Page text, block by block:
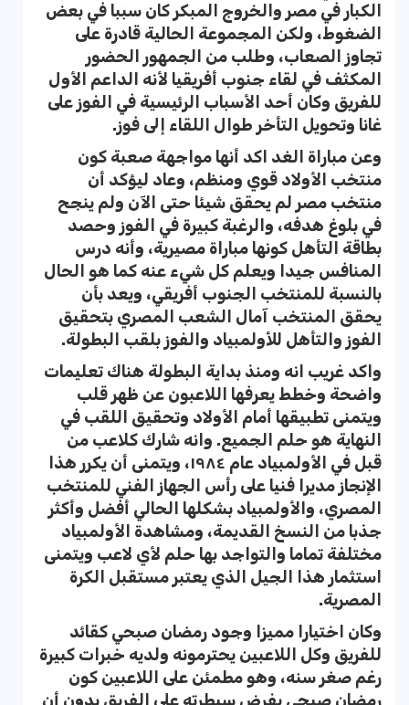
الكبار في مصر والخروج المبكر كان سببا في بعض
الضغوط، ولكن المجموعة الحالية قادرة على
تجاوز الصعاب، وطلب من الجمهور الحضور
المكثف في لقاء جنوب أفريقيا لأنه الداعم الأول
للفريق وكان أحد الأسباب الرئيسية في الفوز على
غانا وتحويل التأخر طوال اللقاء إلى فوز.
وعن مباراة الغد اكد أنها مواجهة صعبة كون
منتخب الأولاد قوي ومنظم، وعاد ليؤكد أن
منتخب مصر لم يحقق شيئا حتى الآن ولم ينجح
في بلوغ هدفه، والرغبة كبيرة في الفوز وحصد
بطاقة التأهل كونها مباراة مصيرية، وأنه درس
المنافس جيدا ويعلم كل شيء عنه كما هو الحال
بالنسبة للمنتخب الجنوب أفريقي، ويعد بأن
يحقق المنتخب آمال الشعب المصري بتحقيق
الفوز والتأهل للأولمبياد والفوز بلقب البطولة.
واكد غريب انه ومنذ بداية البطولة هناك تعليمات
واضحة وخطط يعرفها اللاعبون عن ظهر قلب
ويتمنى تطبيقها أمام الأولاد وتحقيق اللقب في
النهاية هو حلم الجميع. وانه شارك كلاعب من
قبل في الأولمبياد عام ١٩٨٤، ويتمنى أن يكرر هذا
الإنجاز مديرا فنيا على رأس الجهاز الفني للمنتخب
المصري، والأولمبياد بشكلها الحالي أفضل وأكثر
جذبا من النسخ القديمة، ومشاهدة الأولمبياد
مختلفة تماما والتواجد بها حلم لأي لاعب ويتمنى
استثمار هذا الجيل الذي يعتبر مستقبل الكرة
المصرية.
وكان اختيارا مميزا وجود رمضان صبحي كقائد
للفريق وكل اللاعبين يحترمونه ولديه خبرات كبيرة
رغم صغر سنه، وهو مطمئن على اللاعبين كون
رمضان صبحي يفرض سيطرته على الفريق بدون أن